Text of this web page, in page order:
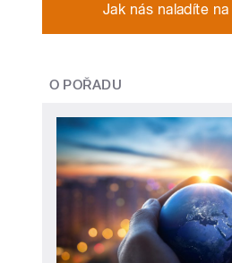
Jak nás naladíte
O POŘADU